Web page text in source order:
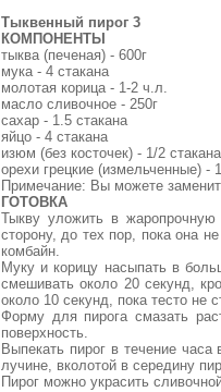
Тыквенный пирог 3
КОМПОНЕНТЫ
тыква (печеная) - 600г
мука - 4 стакана
молотая корица - 1-2 ч.л.
масло сливочное - 250г
сахар - 1.5 стакана
яйцо - 4 стакана
изюм (без косточек) - 1/2 стакана
орехи грецкие (измельченные) -
Примечание: Вы можете
ГОТОВКА
Тыкву уложить в жаропрочную
сторону, до тех пор, пока она
комбайн.
Муку и корицу насыпать в
смешивать около 20 секунд,
около 10 секунд, пока тесто не
Форму для пирога смазать
поверхность.
Выпекать пирог в течение часа
лучине, вколотой в середину
Пирог можно украсить